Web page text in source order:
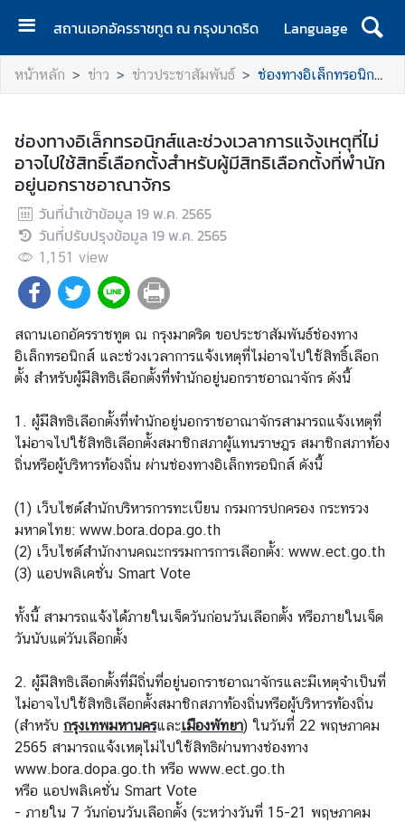
สถานเอกอัครราชทูต ณ กรุงมาดริด
Language
ห
น้
ร
ก
ส
ถ
น
ก
อั
ค
ร
า
ช
ต
ข่
ว
ท่
อ
ง
เ
ที่
ย
ว
หน้าหลัก ข่าว ข่าวประชาสัมพันธ์ ช่องทางอิเล็กทรอนิกส์และช่วงเวลาการแจ้งเหตุที่ไม่อาจไปใช้สิทธิ์เลือกตั้งสำหรับผู้มีสิทธิเลือกตั้งที่พำนักอยู่นอกราชอาณาจักร
ช่องทางอิเล็กทรอนิกส์และช่วงเวลาการแจ้งเหตุที่ไม่
อาจไปใช้สิทธิ์เลือกตั้งสำหรับผู้มีสิทธิเลือกตั้งที่พำนัก
อยู่นอกราชอาณาจักร
วันที่นำเข้าข้อมูล 19 พ.ค. 2565
วันที่ปรับปรุงข้อมูล 19 พ.ค. 2565
1,151 view
สถานเอกอัครราชทูต ณ กรุงมาดริด ขอประชาสัมพันธ์ช่องทาง
อิเล็กทรอนิกส์ และช่วงเวลาการแจ้งเหตุที่ไม่อาจไปใช้สิทธิ์เลือก
ตั้ง สำหรับผู้มีสิทธิเลือกตั้งที่พำนักอยู่นอกราชอาณาจักร ดังนี้
1. ผู้มีสิทธิเลือกตั้งที่พำนักอยู่นอกราชอาณาจักรสามารถแจ้งเหตุที่
ไม่อาจไปใช้สิทธิเลือกตั้งสมาชิกสภาผู้แทนราษฎร สมาชิกสภาท้อง
ถิ่นหรือผู้บริหารท้องถิ่น ผ่านช่องทางอิเล็กทรอนิกส์ ดังนี้
(1) เว็บไซต์สำนักบริหารการทะเบียน กรมการปกครอง กระทรวง
มหาดไทย: www.bora.dopa.go.th
(2) เว็บไซต์สำนักงานคณะกรรมการการเลือกตั้ง: www.ect.go.th
(3) แอปพลิเคชั่น Smart Vote
ทั้งนี้ สามารถแจ้งได้ภายในเจ็ดวันก่อนวันเลือกตั้ง หรือภายในเจ็ด
วันนับแต่วันเลือกตั้ง
2. ผู้มีสิทธิเลือกตั้งที่มีถิ่นที่อยู่นอกราชอาณาจักรและมีเหตุจำเป็นที่
ไม่อาจไปใช้สิทธิเลือกตั้งสมาชิกสภาท้องถิ่นหรือผู้บริหารท้องถิ่น
(สำหรับ กรุงเทพมหานครและเมืองพัทยา) ในวันที่ 22 พฤษภาคม
2565 สามารถแจ้งเหตุไม่ไปใช้สิทธิผ่านทางช่องทาง
www.bora.dopa.go.th หรือ www.ect.go.th
หรือ แอปพลิเคชั่น Smart Vote
- ภายใน 7 วันก่อนวันเลือกตั้ง (ระหว่างวันที่ 15-21 พฤษภาคม